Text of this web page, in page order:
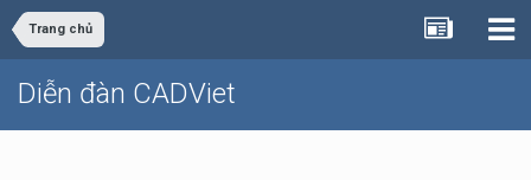
Trang chủ
Diễn đàn CADViet